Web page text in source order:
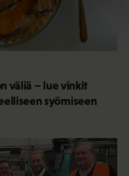
väliä – lue vinkit
syömiseen